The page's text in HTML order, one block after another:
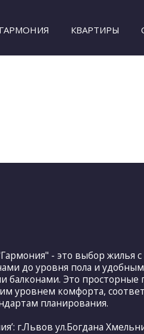
КВАРТИРЫ
- это выбор жилья
до уровня пола и
балконами. Это просторные
уровнем комфорта,
планирования.
г.Львов ул.Богдана